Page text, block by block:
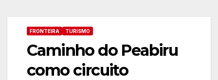
FRONTEIRA TURISMO
Caminho do Peabiru
como circuito